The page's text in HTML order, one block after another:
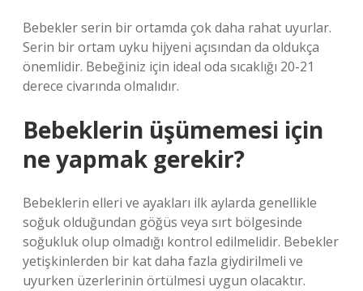
Bebekler serin bir ortamda çok daha rahat uyurlar.
Serin bir ortam uyku hijyeni açısından da oldukça
önemlidir. Bebeğiniz için ideal oda sıcaklığı 20-21
derece civarında olmalıdır.
Bebeklerin üşümemesi için
ne yapmak gerekir?
Bebeklerin elleri ve ayakları ilk aylarda genellikle
soğuk olduğundan göğüs veya sırt bölgesinde
soğukluk olup olmadığı kontrol edilmelidir. Bebekler
yetişkinlerden bir kat daha fazla giydirilmeli ve
uyurken üzerlerinin örtülmesi uygun olacaktır.